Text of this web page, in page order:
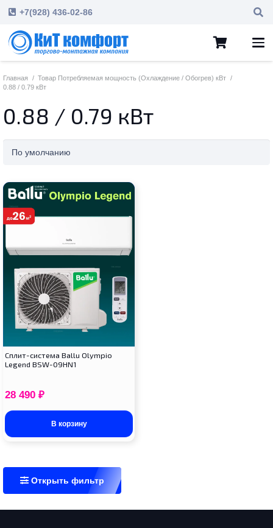
+7(928) 436-02-86
Главная / Товар Потребляемая мощность (Охлаждение / Обогрев) кВт /
0.88 / 0.79 кВт
0.88 / 0.79 кВт
Cплит-система Ballu Olympio
Legend BSW-09HN1
28 490 ₽
В корзину
Открыть фильтр